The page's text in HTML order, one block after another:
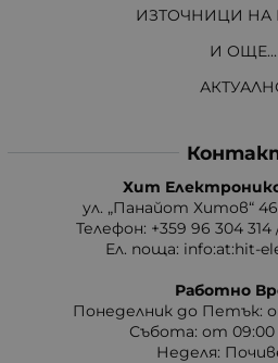
ИЗТОЧНИЦИ НА
И ОЩЕ...
Хит
ул. „Панайот Хитов“
Телефон: +359 96 304 314
Ел. поща: info:at:hit-
Работно
Понеделник до Петък:
Събота: от 09:00
Неделя: